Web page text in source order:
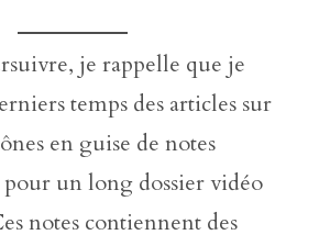
je rappelle que je
temps des articles sur
en guise de notes
pour un long dossier vidéo
notes contiennent des